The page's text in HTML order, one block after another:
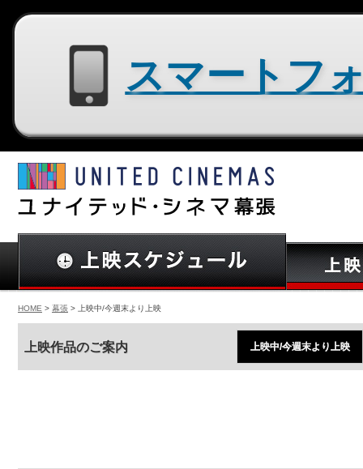
HOME > 幕張 > 上映中/今週末より上映
上映作品のご案内 上映中/今週末より上映